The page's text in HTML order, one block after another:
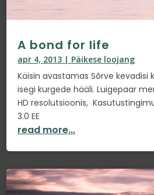
A bond for life
apr 4, 2013 | Päikese loojang
Käisin avastamas Sõrve kevadisi
isegi kurgede hääli. Luigepaar
HD resolutsioonis,
3.0 EE
read more...